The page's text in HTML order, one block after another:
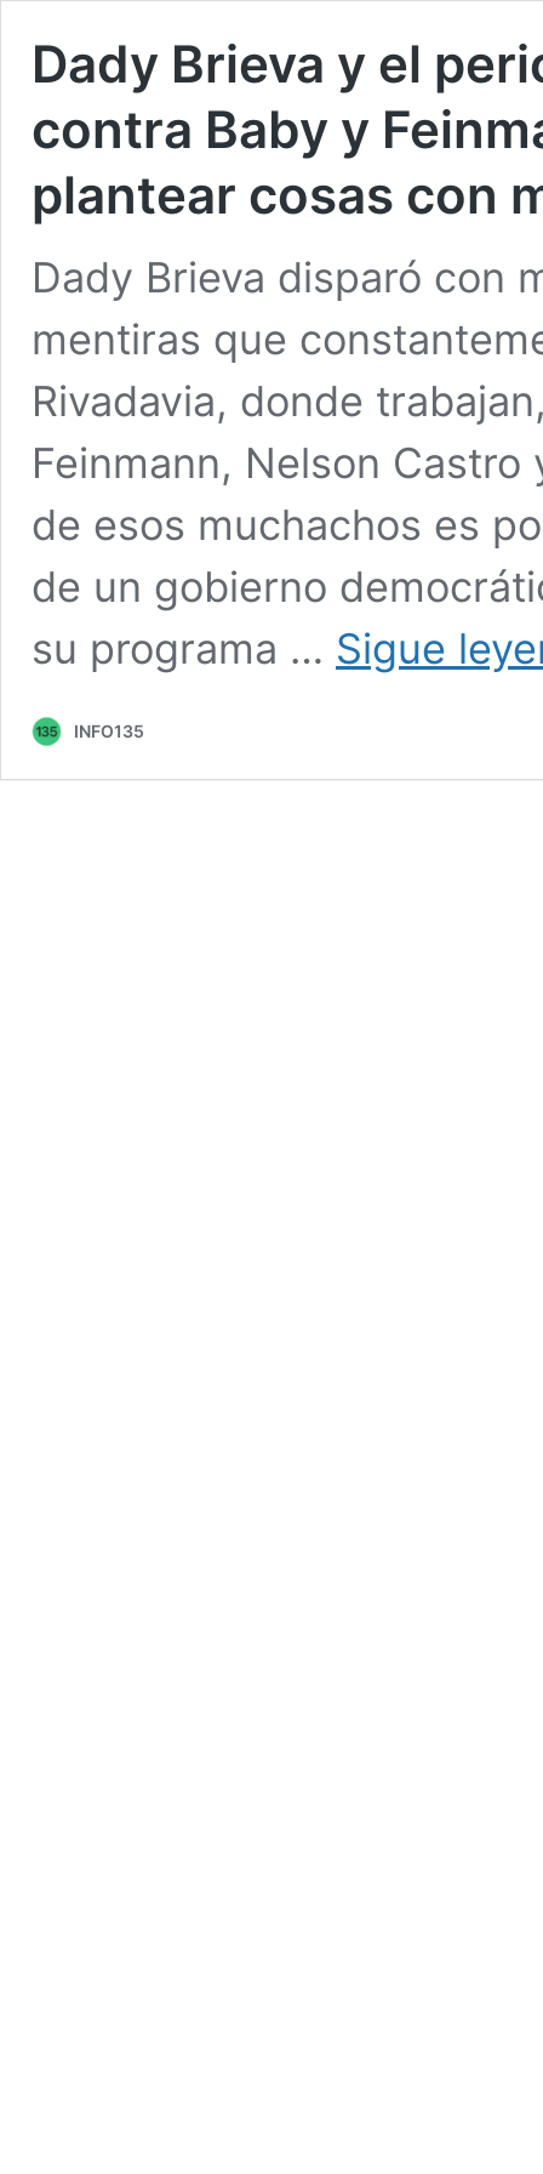
Dady Brieva y el
contra Baby y
plantear cosas con
Dady Brieva disparó con
mentiras que
Rivadavia, donde
Feinmann, Nelson Castro
de esos muchachos es
de un gobierno
su programa … Sigue
INFO135